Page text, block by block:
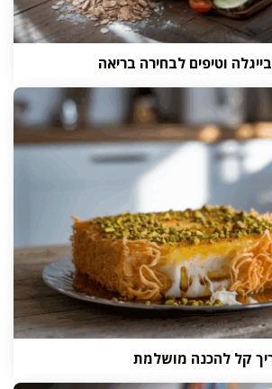
וטיפים לבחירה בריאה
קל להכנה מושלמת